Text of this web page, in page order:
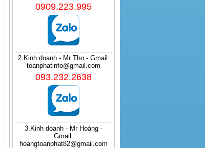
0909.223.995
2.Kinh doanh - Mr Thọ - Gmail:
toanphatinfo@gmail.com
093.232.2638
3.Kinh doanh - Mr Hoàng -
Gmail:
hoangtoanphat82@gmail.com